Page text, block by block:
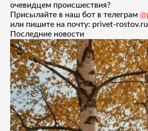
очевидцем происшествия?
Присылайте в наш бот в телеграм
или пишите на почту: privet-
Последние новости